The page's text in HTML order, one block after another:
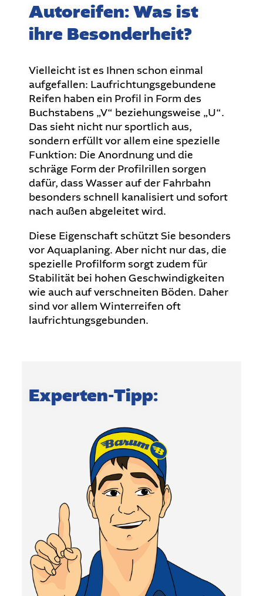
Autoreifen: Was ist
ihre Besonderheit?
Vielleicht ist es Ihnen schon einmal
aufgefallen: Laufrichtungsgebundene
Reifen haben ein Profil in Form des
Buchstabens „V“ beziehungsweise „U“.
Das sieht nicht nur sportlich aus,
sondern erfüllt vor allem eine spezielle
Funktion: Die Anordnung und die
schräge Form der Profilrillen sorgen
dafür, dass Wasser auf der Fahrbahn
besonders schnell kanalisiert und sofort
nach außen abgeleitet wird.
Diese Eigenschaft schützt Sie besonders
vor Aquaplaning. Aber nicht nur das, die
spezielle Profilform sorgt zudem für
Stabilität bei hohen Geschwindigkeiten
wie auch auf verschneiten Böden. Daher
sind vor allem Winterreifen oft
laufrichtungsgebunden.
Experten-Tipp: